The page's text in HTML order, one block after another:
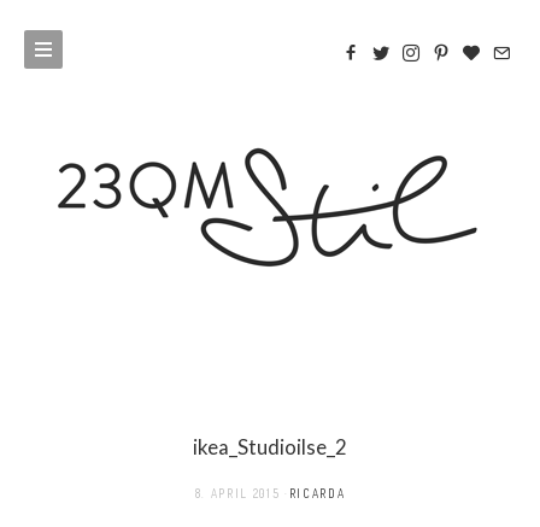
ikea_Studioilse_2
8. APRIL 2015 RICARDA